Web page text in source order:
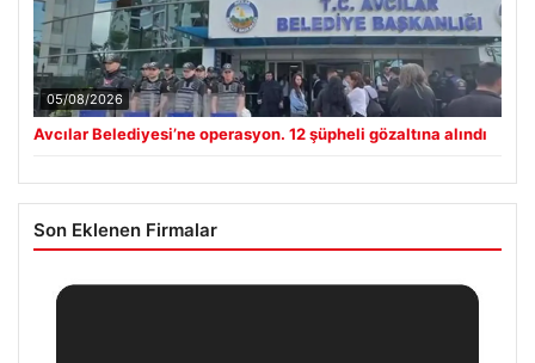
05/08/2026
Avcılar Belediyesi’ne operasyon. 12 şüpheli gözaltına alındı
Son Eklenen Firmalar